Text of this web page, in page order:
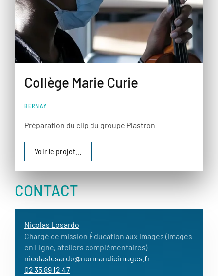
Collège Marie Curie
BERNAY
Préparation du clip du groupe Plastron
Voir le projet...
CONTACT
Nicolas Losardo
Chargé de mission Éducation aux images (Images
en Ligne, ateliers complémentaires)
nicolaslosardo@normandieimages.fr
02 35 89 12 47